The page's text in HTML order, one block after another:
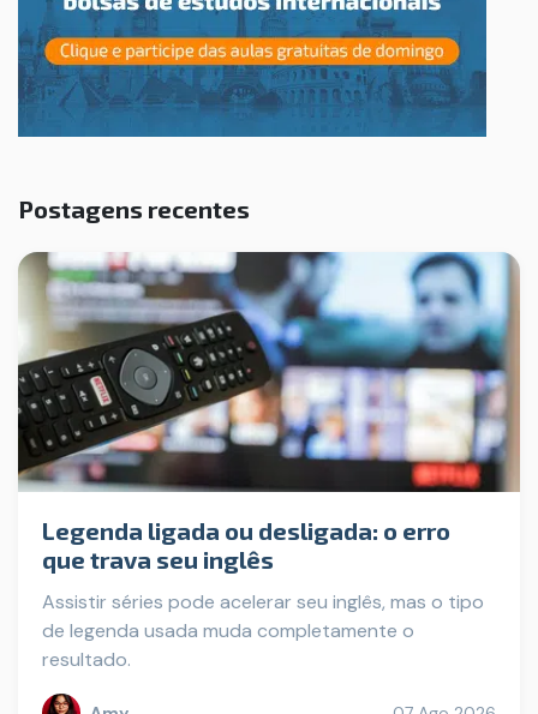
Postagens recentes
Legenda ligada ou desligada: o erro
que trava seu inglês
Assistir séries pode acelerar seu inglês, mas o tipo
de legenda usada muda completamente o
resultado.